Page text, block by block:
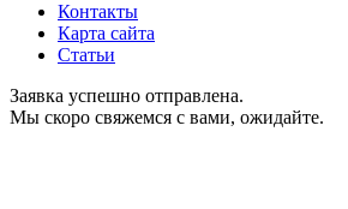
Контакты
Карта сайта
Статьи
Заявка успешно отправлена.
Мы скоро свяжемся с вами, ожидайте.